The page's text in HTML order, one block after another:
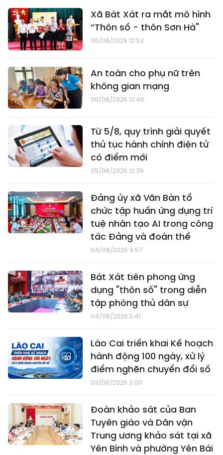
Xã Bát Xát ra mắt mô hình
“Thôn số - thôn Sơn Hà"
06/08/2026 12:53
An toàn cho phụ nữ trên
không gian mạng
06/08/2026 12:46
Từ 5/8, quy trình giải quyết
thủ tục hành chính điện tử
có điểm mới
05/08/2026 12:39
Đảng ủy xã Văn Bàn tổ
chức tập huấn ứng dụng trí
tuệ nhân tạo AI trong công
tác Đảng và đoàn thể
04/08/2026 9:57
Bát Xát tiên phong ứng
dụng "thôn số" trong diễn
tập phòng thủ dân sự
04/08/2026 2:41
Lào Cai triển khai Kế hoạch
hành động 100 ngày, xử lý
điểm nghẽn chuyển đổi số
03/08/2026 3:00
Đoàn khảo sát của Ban
Tuyên giáo và Dân vận
Trung ương khảo sát tại xã
Yên Bình và phường Yên Bái